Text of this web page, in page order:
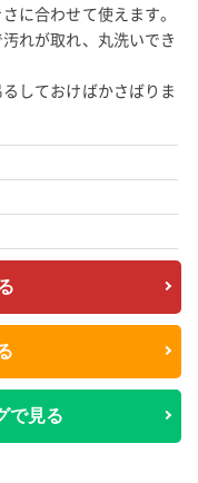
に合わせて使えます。
れが取れ、丸洗いでき
しておけばかさばりま
で見る